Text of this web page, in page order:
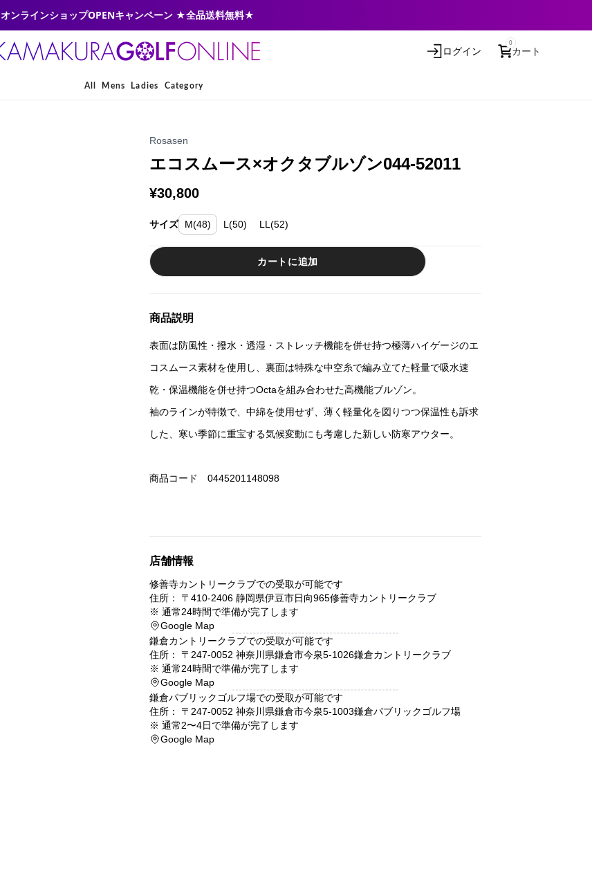
オンラインショップOPENキャンペーン ★全品送料無料★
ログイン
0
カート
All Mens Ladies Category
Rosasen
エコスムース×オクタブルゾン044-52011
¥30,800
サイズ M(48) L(50) LL(52)
カートに追加
商品説明
表面は防風性・撥水・透湿・ストレッチ機能を併せ持つ極薄ハイゲージのエ
コスムース素材を使用し、裏面は特殊な中空糸で編み立てた軽量で吸水速
乾・保温機能を併せ持つOctaを組み合わせた高機能ブルゾン。
袖のラインが特徴で、中綿を使用せず、薄く軽量化を図りつつ保温性も訴求
した、寒い季節に重宝する気候変動にも考慮した新しい防寒アウター。
商品コード 0445201148098
店舗情報
修善寺カントリークラブでの受取が可能です
住所： 〒 410-2406 静岡県伊豆市日向965修善寺カントリークラブ
※ 通常24時間で準備が完了します
Google Map
鎌倉カントリークラブでの受取が可能です
住所： 〒 247-0052 神奈川県鎌倉市今泉5-1026鎌倉カントリークラブ
※ 通常24時間で準備が完了します
Google Map
鎌倉パブリックゴルフ場での受取が可能です
住所： 〒 247-0052 神奈川県鎌倉市今泉5-1003鎌倉パブリックゴルフ場
※ 通常2〜4日で準備が完了します
Google Map